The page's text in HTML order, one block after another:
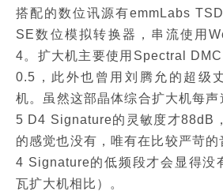
搭配的数位讯源有emmLabs
SE数位模拟转换器，串流使用
4。扩大机主要使用Spectral
0.5，此外也曾用刘腾允的超级
机。虽然这部晶体综合扩大机每
5 D4 Signature的灵敏度才88dB
的感觉也没有，唯有在比较严苛
4 Signature的低频段才会显得没
瓦扩大机相比）。